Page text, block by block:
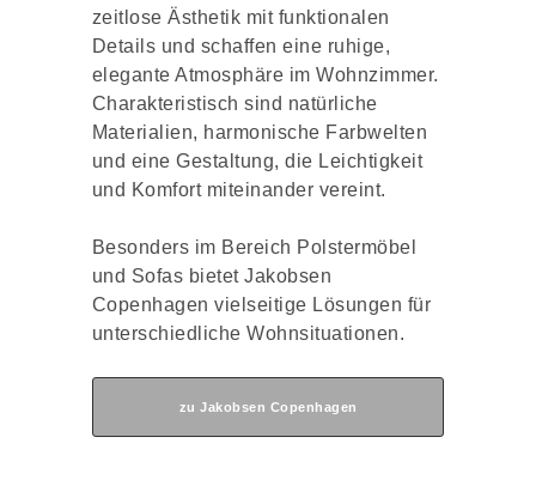
zeitlose Ästhetik mit funktionalen
Details und schaffen eine ruhige,
elegante Atmosphäre im Wohnzimmer.
Charakteristisch sind natürliche
Materialien, harmonische Farbwelten
und eine Gestaltung, die Leichtigkeit
und Komfort miteinander vereint.
Besonders im Bereich Polstermöbel
und Sofas bietet Jakobsen
Copenhagen vielseitige Lösungen für
unterschiedliche Wohnsituationen.
zu Jakobsen Copenhagen